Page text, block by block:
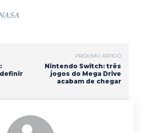
PRÓXIMO ARTIGO
Nintendo Switch: três
jogos do Mega Drive
acabam de chegar